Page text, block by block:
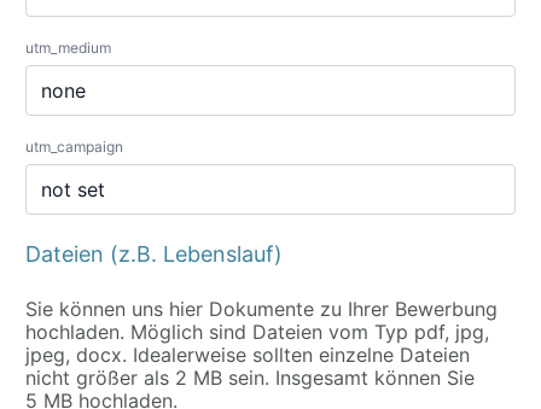
utm_medium
utm_campaign
Dateien (z.B. Lebenslauf)
Sie können uns hier Dokumente zu Ihrer Bewerbung
hochladen. Möglich sind Dateien vom Typ pdf, jpg,
jpeg, docx. Idealerweise sollten einzelne Dateien
nicht größer als 2 MB sein. Insgesamt können Sie
5 MB hochladen.